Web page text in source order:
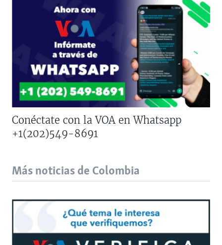
Conéctate con la VOA en Whatsapp
+1(202)549-8691
Más noticias de Colombia